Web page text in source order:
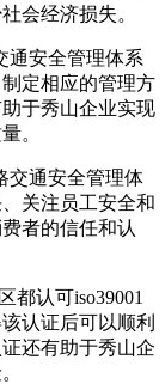
会经济损失。
通安全管理体系
定相应的管理方
于秀山企业实现
。
交通安全管理体
关注员工安全和
者的信任和认
都认可iso39001
认证后可以顺利
还有助于秀山企